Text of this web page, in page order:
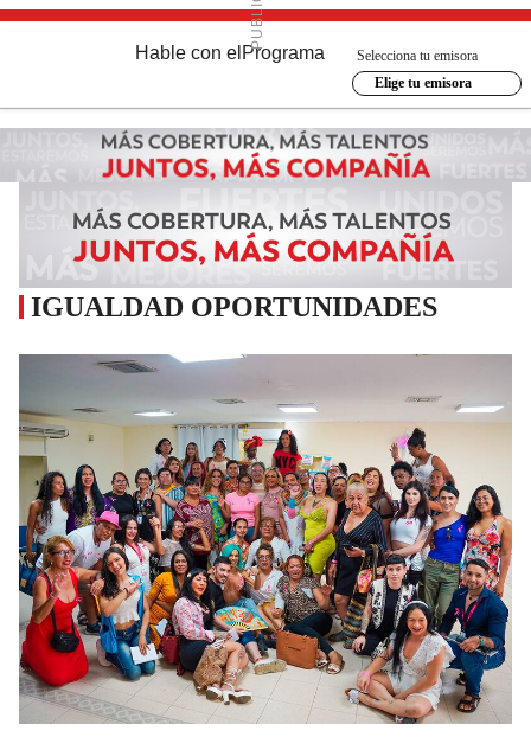
Hable con el Programa
Selecciona tu emisora
Elige tu emisora
IGUALDAD OPORTUNIDADES